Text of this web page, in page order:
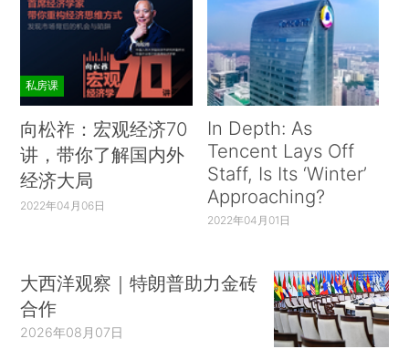
私房课
向松祚：宏观经济70
讲，带你了解国内外
经济大局
2022年04月06日
In Depth: As
Tencent Lays Off
Staff, Is Its ‘Winter’
Approaching?
2022年04月01日
大西洋观察｜特朗普助力金砖
合作
2026年08月07日